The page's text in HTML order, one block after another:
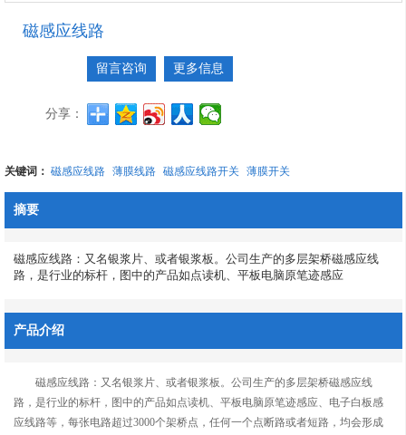
磁感应线路
留言咨询 更多信息
分享：
关键词： 磁感应线路 薄膜线路 磁感应线路开关 薄膜开关
摘要
磁感应线路：又名银浆片、或者银浆板。公司生产的多层架桥磁感应线
路，是行业的标杆，图中的产品如点读机、平板电脑原笔迹感应
产品介绍
磁感应线路：又名银浆片、或者银浆板。公司生产的多层架桥磁感应线
路，是行业的标杆，图中的产品如点读机、平板电脑原笔迹感应、电子白板感
应线路等，每张电路超过3000个架桥点，任何一个点断路或者短路，均会形成